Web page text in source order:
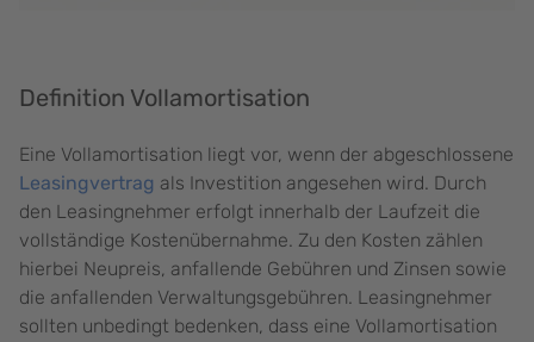
Definition Vollamortisation
Eine Vollamortisation liegt vor, wenn der abgeschlossene
Leasingvertrag als Investition angesehen wird. Durch
den Leasingnehmer erfolgt innerhalb der Laufzeit die
vollständige Kostenübernahme. Zu den Kosten zählen
hierbei Neupreis, anfallende Gebühren und Zinsen sowie
die anfallenden Verwaltungsgebühren. Leasingnehmer
sollten unbedingt bedenken, dass eine Vollamortisation